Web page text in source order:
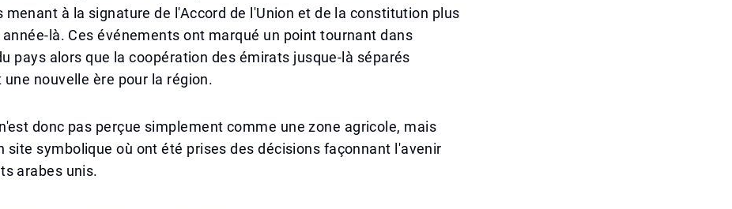
menant à la signature de l'Accord de l'Union et de la constitution plus
là. Ces événements ont marqué un point tournant dans
pays alors que la coopération des émirats jusque-là séparés
une nouvelle ère pour la région.
donc pas perçue simplement comme une zone agricole, mais
site symbolique où ont été prises des décisions façonnant l'avenir
arabes unis.